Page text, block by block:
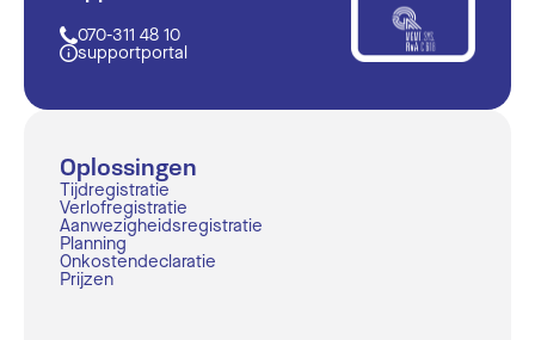
070-311 48 10
supportportal
Oplossingen
Tijdregistratie
Verlofregistratie
Aanwezigheidsregistratie
Planning
Onkostendeclaratie
Prijzen